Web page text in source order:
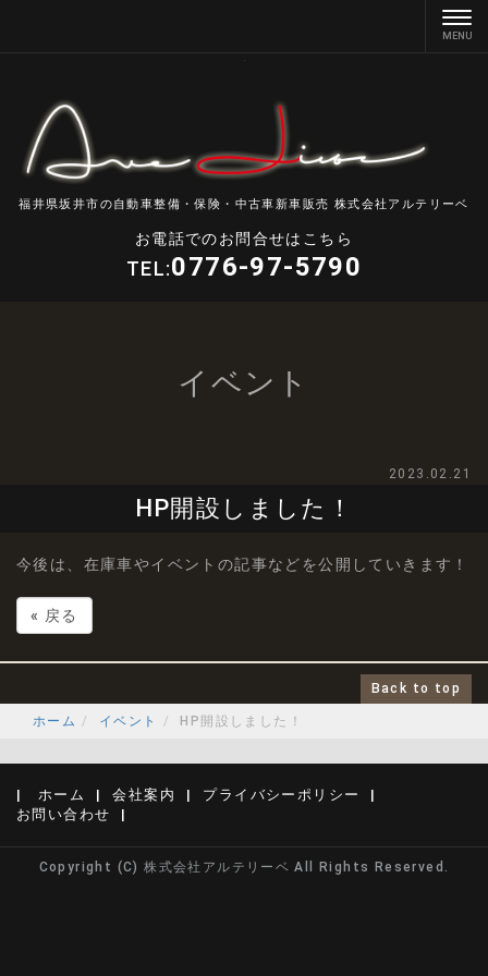
福井県坂井市の自動車整備・保険・中古車新車販売 株式会社アルテリーベ
お電話でのお問合せはこちら
TEL:0776-97-5790
イベント
2023.02.21
HP開設しました！
今後は、在庫車やイベントの記事などを公開していきます！
« 戻る
Back to top
ホーム イベント HP開設しました！
ホーム 会社案内
プライバシーポリシー
お問い合わせ
Copyright (C) 株式会社アルテリーベ All Rights Reserved.